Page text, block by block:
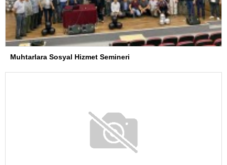
Muhtarlara Sosyal Hizmet Semineri